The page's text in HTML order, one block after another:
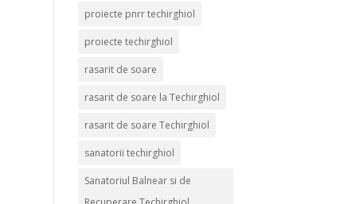
proiecte pnrr techirghiol
proiecte techirghiol
rasarit de soare
rasarit de soare la Techirghiol
rasarit de soare Techirghiol
sanatorii techirghiol
Sanatoriul Balnear si de